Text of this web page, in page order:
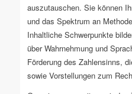
auszutauschen. Sie können
und das Spektrum an
Inhaltliche Schwerpunkte
über Wahrnehmung und
Förderung des Zahlensinns,
sowie Vorstellungen zum